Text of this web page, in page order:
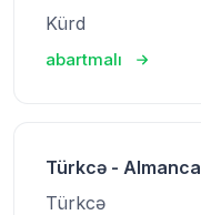
Kürd
abartmalı
Türkcə - Almanca
Türkcə